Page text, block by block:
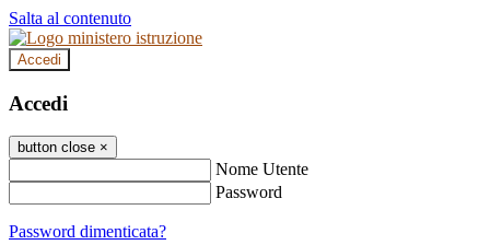
Salta al contenuto
Accedi
Accedi
button close ×
Nome Utente
Password
Password dimenticata?